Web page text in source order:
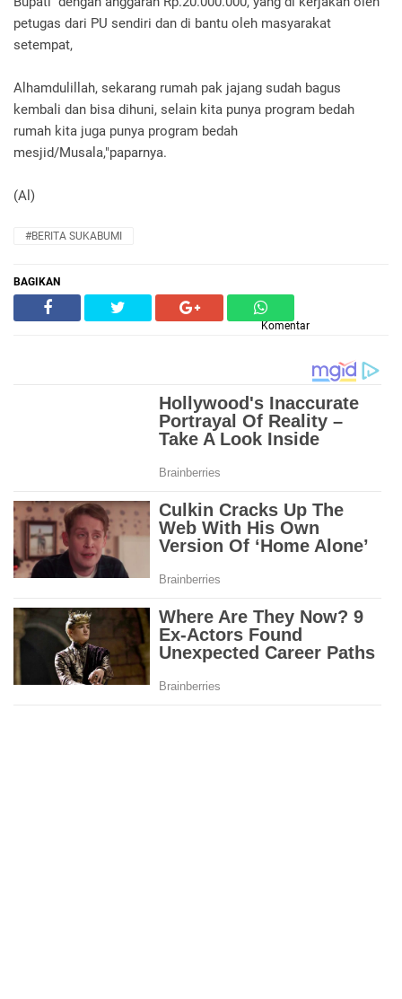
petugas dari PU sendiri dan di bantu oleh masyarakat
setempat,
Alhamdulillah, sekarang rumah pak jajang sudah bagus
kembali dan bisa dihuni, selain kita punya program bedah
rumah kita juga punya program bedah
mesjid/Musala,"paparnya.
(Al)
#BERITA SUKABUMI
BAGIKAN
Komentar